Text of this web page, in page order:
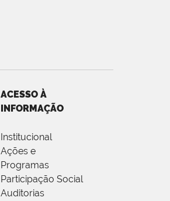
ACESSO À
INFORMAÇÃO
Institucional
Ações e
Programas
Participação Social
Auditorias